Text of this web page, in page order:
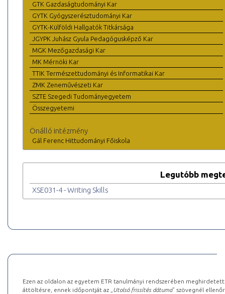
GTK Gazdaságtudományi Kar
GYTK Gyógyszerésztudományi Kar
GYTK-Külföldi Hallgatók Titkársága
JGYPK Juhász Gyula Pedagógusképző Kar
MGK Mezőgazdasági Kar
MK Mérnöki Kar
TTIK Természettudományi és Informatikai Kar
ZMK Zeneművészeti Kar
SZTE Szegedi Tudományegyetem
Összegyetemi
Önálló intézmény
Gál Ferenc Hittudományi Főiskola
Legutóbb
XSE031-4 - Writing Skills
Ezen az oldalon az egyetem ETR tanulmányi rendszerében
áttöltésre, ennek időpontját az „ Utolsó frissítés dátuma” szövegnél